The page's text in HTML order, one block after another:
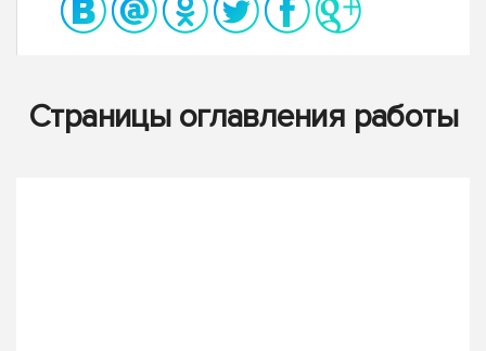
Страницы оглавления работы